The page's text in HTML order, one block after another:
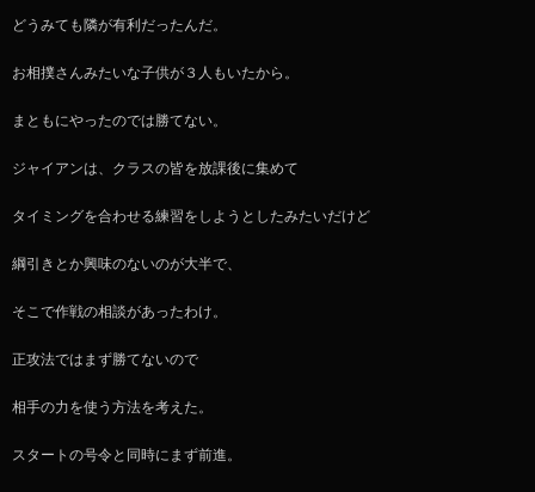
どうみても隣が有利だったんだ。
お相撲さんみたいな子供が３人もいたから。
まともにやったのでは勝てない。
ジャイアンは、クラスの皆を放課後に集めて
タイミングを合わせる練習をしようとしたみたいだけど
綱引きとか興味のないのが大半で、
そこで作戦の相談があったわけ。
正攻法ではまず勝てないので
相手の力を使う方法を考えた。
スタートの号令と同時にまず前進。